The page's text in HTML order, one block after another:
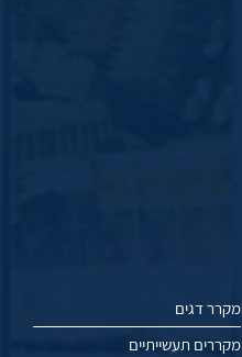
מקרר דגים
מקררים תעשייתיים